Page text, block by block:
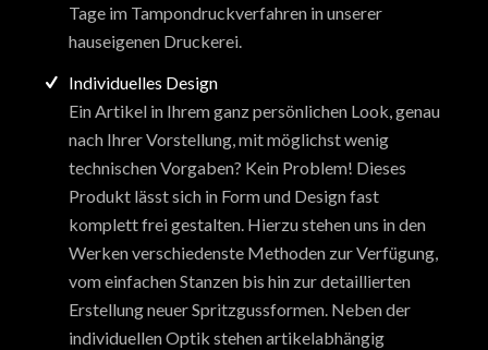
Tage im Tampondruckverfahren in unserer
hauseigenen Druckerei.
Individuelles Design
Ein Artikel in Ihrem ganz persönlichen Look, genau
nach Ihrer Vorstellung, mit möglichst wenig
technischen Vorgaben? Kein Problem! Dieses
Produkt lässt sich in Form und Design fast
komplett frei gestalten. Hierzu stehen uns in den
Werken verschiedenste Methoden zur Verfügung,
vom einfachen Stanzen bis hin zur detaillierten
Erstellung neuer Spritzgussformen. Neben der
individuellen Optik stehen artikelabhängig